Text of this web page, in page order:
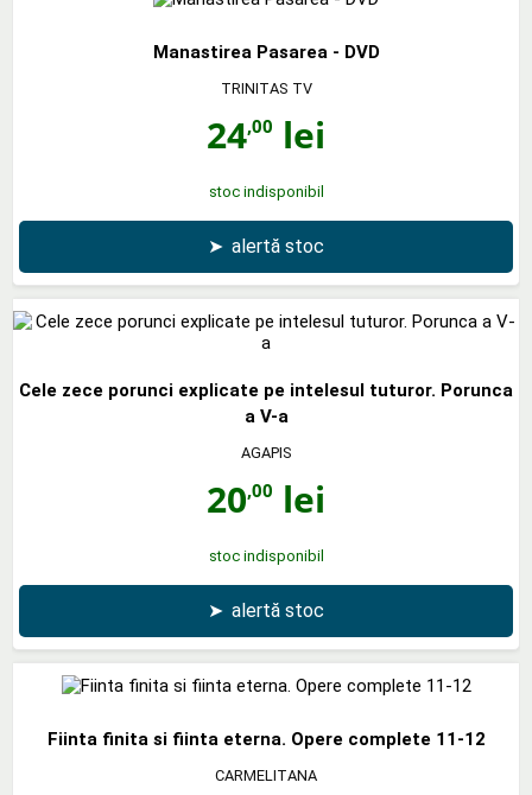
Manastirea Pasarea - DVD
TRINITAS TV
24,00 lei
stoc indisponibil
➤ alertă stoc
Cele zece porunci explicate pe intelesul tuturor. Porunca
a V-a
AGAPIS
20,00 lei
stoc indisponibil
➤ alertă stoc
Fiinta finita si fiinta eterna. Opere complete 11-12
CARMELITANA